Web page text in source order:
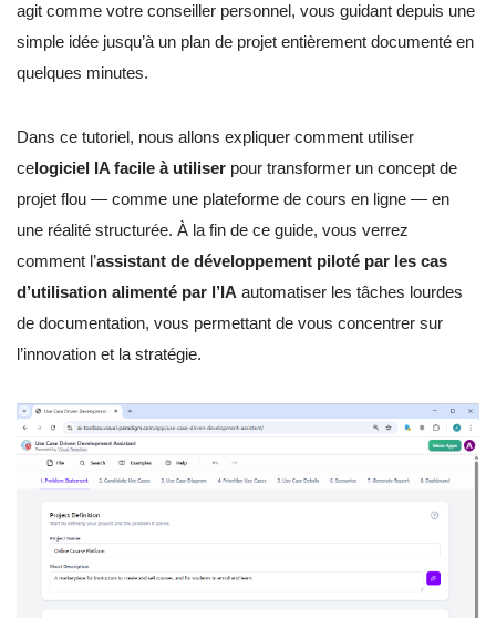
agit comme votre conseiller personnel, vous guidant depuis une
simple idée jusqu’à un plan de projet entièrement documenté en
quelques minutes.
Dans ce tutoriel, nous allons expliquer comment utiliser
celogiciel IA facile à utiliser pour transformer un concept de
projet flou — comme une plateforme de cours en ligne — en
une réalité structurée. À la fin de ce guide, vous verrez
comment l’assistant de développement piloté par les cas
d’utilisation alimenté par l’IA automatiser les tâches lourdes
de documentation, vous permettant de vous concentrer sur
l’innovation et la stratégie.